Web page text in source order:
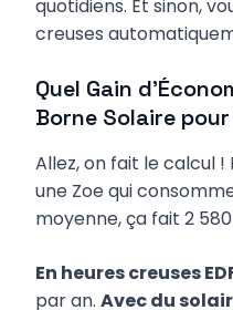
quotidiens. Et sinon,
creuses
Quel Gain
Borne Solaire
Allez, on fait le calcul
une Zoe qui
moyenne, ça fait 2
En heures creuses
par an. Avec du